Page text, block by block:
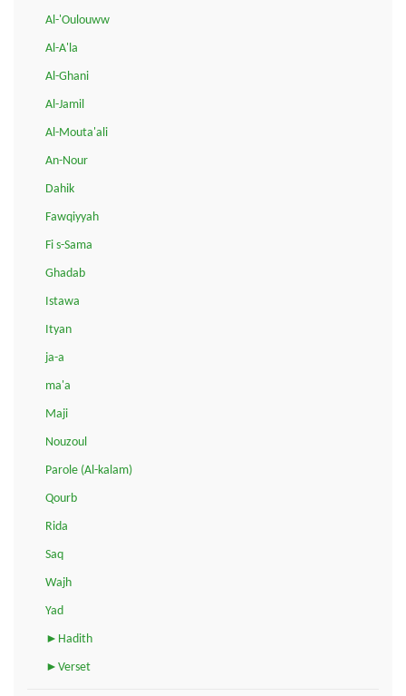
Al-'Oulouww
Al-A'la
Al-Ghani
Al-Jamil
Al-Mouta'ali
An-Nour
Dahik
Fawqiyyah
Fi s-Sama
Ghadab
Istawa
Ityan
ja-a
ma'a
Maji
Nouzoul
Parole (Al-kalam)
Qourb
Rida
Saq
Wajh
Yad
►Hadith
►Verset